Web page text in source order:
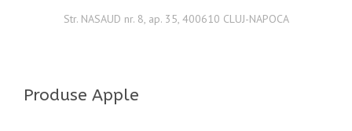
Str. NASAUD nr. 8, ap. 35, 400610 CLUJ-NAPOCA
Produse Apple